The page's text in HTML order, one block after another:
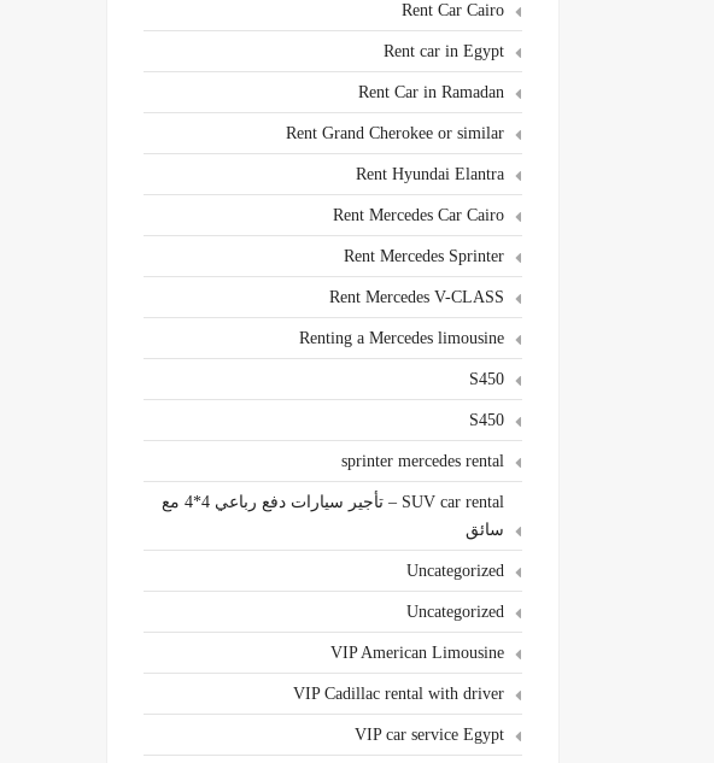
Rent Car Cairo
Rent car in Egypt
Rent Car in Ramadan
Rent Grand Cherokee or similar
Rent Hyundai Elantra
Rent Mercedes Car Cairo
Rent Mercedes Sprinter
Rent Mercedes V-CLASS
Renting a Mercedes limousine
S450
S450
sprinter mercedes rental
SUV car rental – تأجير سيارات دفع رباعي 4*4 مع
سائق
Uncategorized
Uncategorized
VIP American Limousine
VIP Cadillac rental with driver
VIP car service Egypt